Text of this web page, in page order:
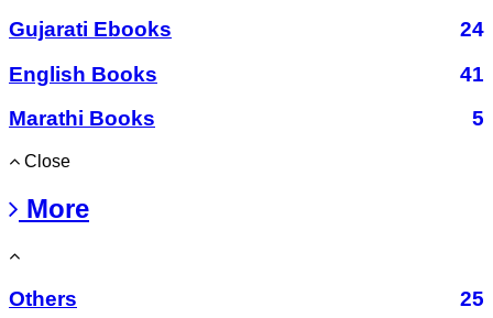
Gujarati Ebooks
24
English Books
41
Marathi Books
5
Close
More
Others 25